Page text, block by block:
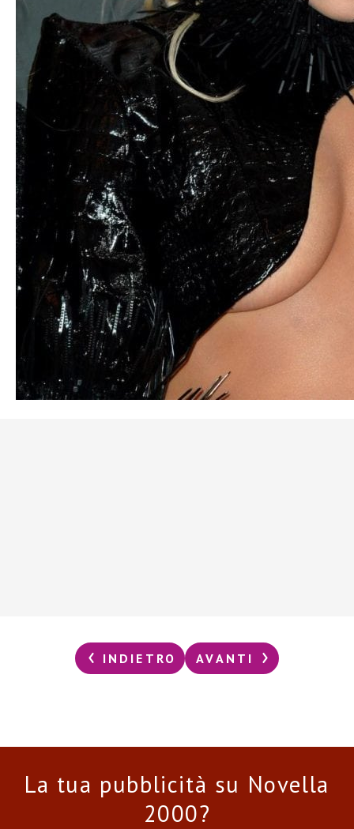
INDIETRO AVANTI
La tua pubblicità su Novella
2000?